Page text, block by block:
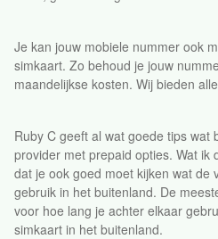
Je kan jouw mobiele nummer ook
simkaart. Zo behoud je jouw
maandelijkse kosten. Wij bieden
Ruby C geeft al wat goede tips wat
provider met prepaid opties. Wat ik
dat je ook goed moet kijken wat de
gebruik in het buitenland. De
voor hoe lang je achter elkaar
simkaart in het buitenland.